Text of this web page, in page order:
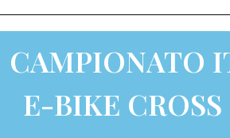
CAMPIONATO
E-BIKE CROSS